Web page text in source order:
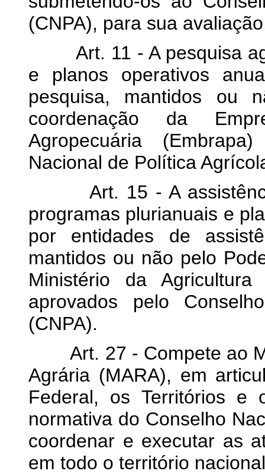
(CNPA), para sua
Art. 11 - A pesquisa
e planos operativos
pesquisa, mantidos ou
coordenação da
Agropecuária
Nacional de Política
Art. 15 - A assistência
programas plurianuais e
por entidades de
mantidos ou não pelo
Ministério da
aprovados pelo
(CNPA).
Art. 27 - Compete ao
Agrária (MARA), em
Federal, os Territórios e
normativa do Conselho
coordenar e executar as
em todo o território